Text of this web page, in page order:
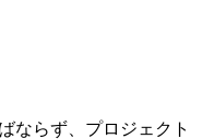
ならず、プロジェクト